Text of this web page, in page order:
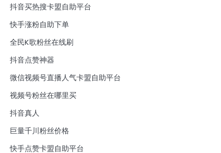
抖音买热搜卡盟自助平台
快手涨粉自助下单
全民K歌粉丝在线刷
抖音点赞神器
微信视频号直播人气卡盟自助平台
视频号粉丝在哪里买
抖音真人
巨量千川粉丝价格
快手点赞卡盟自助平台